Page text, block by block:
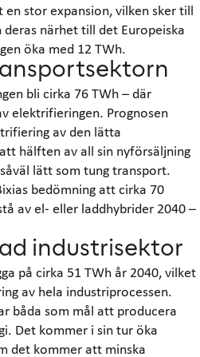
stor expansion, vilken sker till
närhet till det Europeiska
öka med 12 TWh.
bli cirka 76 TWh – där
elektrifieringen. Prognosen
av den lätta
hälften av all sin nyförsäljning
lätt som tung transport.
bedömning att cirka 70
av el- eller laddhybrider 2040 –
industrisektor
på cirka 51 TWh år 2040, vilket
av hela industriprocessen.
båda som mål att producera
Det kommer i sin tur öka
det kommer att minska